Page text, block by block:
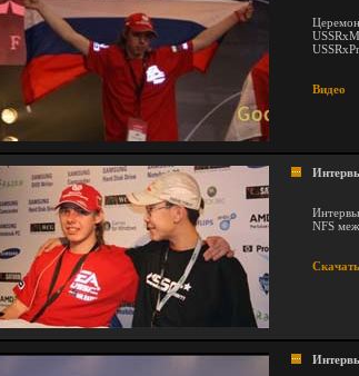
Видео
NFS
Скачать